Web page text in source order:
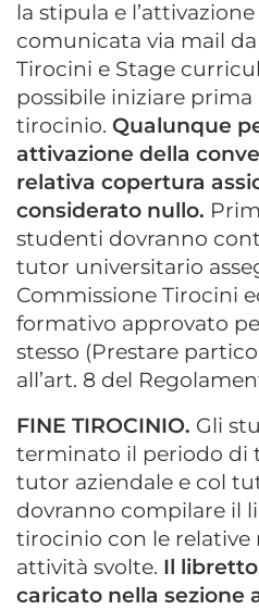
la stipula e
comunicata via mail
Tirocini e Stage
possibile iniziare prima
tirocinio. Qualunque
attivazione della
relativa copertura
considerato nullo.
studenti dovranno
tutor universitario
Commissione Tirocini
formativo approvato
stesso (Prestare
all’art. 8 del
FINE TIROCINIO. Gli
terminato il periodo di
tutor aziendale e col
dovranno compilare il
tirocinio con le relative
attività svolte. Il
caricato nella sezione